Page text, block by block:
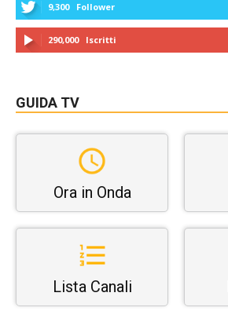
9,300 Follower
290,000 Iscritti
GUIDA TV
Ora in Onda
Lista Canali